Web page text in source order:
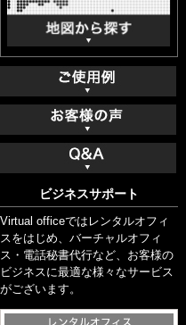
ビジネスサポート
Virtual officeではレンタルオフィ
スをはじめ、バーチャルオフィ
ス・電話秘書代行など、お客様の
ビジネスに最適な様々なサービス
がございます。